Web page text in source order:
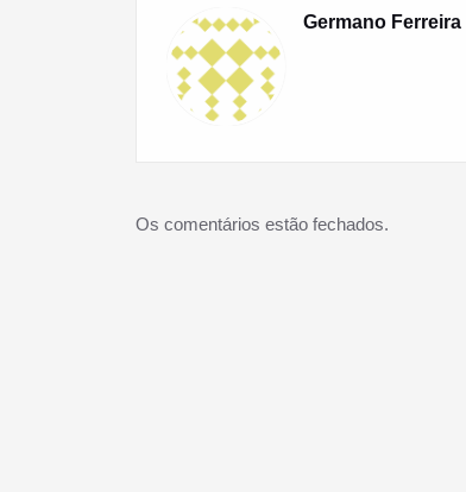
Germano Ferreira
Os comentários estão fechados.